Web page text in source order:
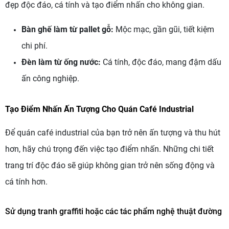
đẹp độc đáo, cá tính và tạo điểm nhấn cho không gian.
Bàn ghế làm từ pallet gỗ: Mộc mạc, gần gũi, tiết kiệm
chi phí.
Đèn làm từ ống nước: Cá tính, độc đáo, mang đậm dấu
ấn công nghiệp.
Tạo Điểm Nhấn Ấn Tượng Cho Quán Café Industrial
Để quán café industrial của bạn trở nên ấn tượng và thu hút
hơn, hãy chú trọng đến việc tạo điểm nhấn. Những chi tiết
trang trí độc đáo sẽ giúp không gian trở nên sống động và
cá tính hơn.
Sử dụng tranh graffiti hoặc các tác phẩm nghệ thuật đường